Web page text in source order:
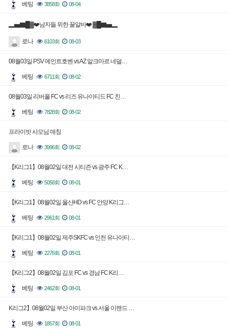
베팅 3858회 08-04
▂▅▇█▓❤️남자들 위한 꿀알바❤️ ▓█▇▅▂
로나 6103회 08-03
08월03일 PSV 에인트호벤 vs AZ 알크마르 네덜…
베팅 6711회 08-02
08월03일 리버풀 FC vs 리즈 유나이티드 FC 친…
베팅 7828회 08-02
프라이빗 사모님 매칭
로나 3996회 08-02
【K리그1】08월02일 대전 시티즌 vs 광주 FC K…
베팅 5058회 08-01
【K리그1】08월02일 울산HD vs FC 안양 K리그…
베팅 2961회 08-01
【K리그1】08월02일 제주SKFC vs 인천 유나이티…
베팅 2276회 08-01
【K리그2】08월02일 김포 FC vs 경남 FC K리…
베팅 2462회 08-01
K리그2】08월02일 부산 아이파크 vs 서울 이랜드 …
베팅 1857회 08-01